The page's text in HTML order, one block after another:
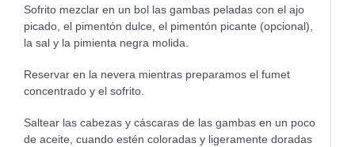
Sofrito mezclar en un bol las gambas peladas con el ajo
picado, el pimentón dulce, el pimentón picante (opcional),
la sal y la pimienta negra molida.
Reservar en la nevera mientras preparamos el fumet
concentrado y el sofrito.
Saltear las cabezas y cáscaras de las gambas en un poco
de aceite, cuando estén coloradas y ligeramente doradas